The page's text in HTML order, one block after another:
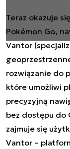
Teraz okazuje
Pokémon Go,
Vantor
rozwiązanie do
które umożliwi
precyzyjną
bez dostępu do
zajmuje się
Vantor –